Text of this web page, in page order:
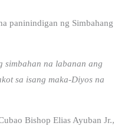
paninindigan ng Simbahang
simbahan na labanan ang
sa isang maka-Diyos na
Bishop Elias Ayuban Jr.,